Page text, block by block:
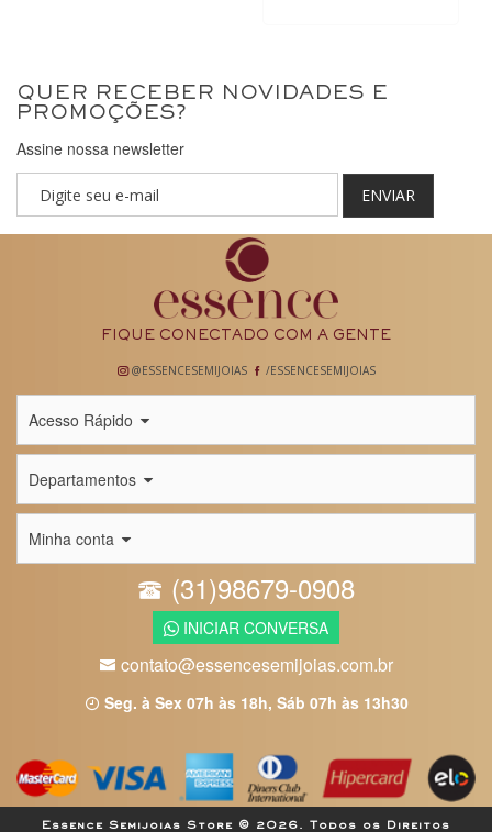
QUER RECEBER NOVIDADES E
PROMOÇÕES?
Assine nossa newsletter
ENVIAR
FIQUE CONECTADO COM A GENTE
@ESSENCESEMIJOIAS /ESSENCESEMIJOIAS
Acesso Rápido
Departamentos
Minha conta
(31)98679-0908
INICIAR CONVERSA
contato@essencesemijoias.com.br
Seg. à Sex 07h às 18h, Sáb 07h às 13h30
Essence Semijoias Store © 2026. Todos os Direitos